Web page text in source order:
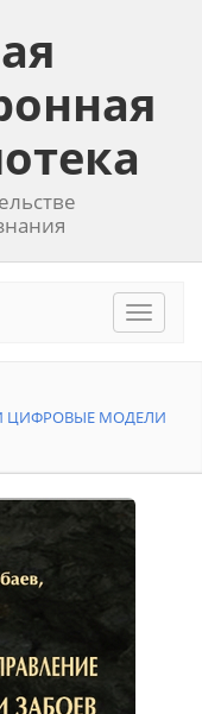
Toggle
ЦИФРОВЫЕ МОДЕЛИ